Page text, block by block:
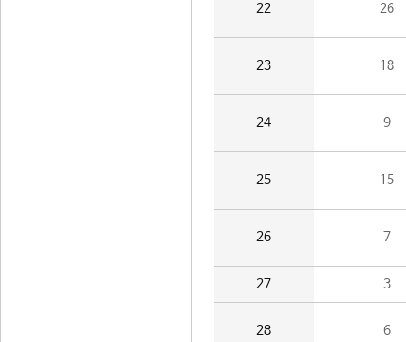
22 26
23 18
24 9
25 15
26 7
27 3
28 6